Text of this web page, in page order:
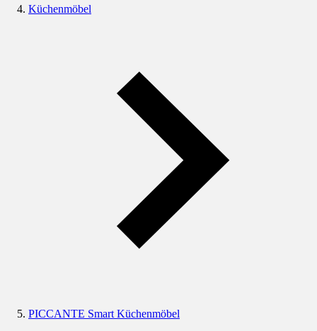
Küchenmöbel
PICCANTE Smart Küchenmöbel